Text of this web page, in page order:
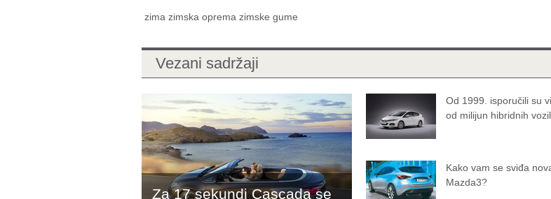
zima zimska oprema zimske gume
Vezani sadržaji
Za 17 sekundi Cascada se
Od 1999. isporučili su
od milijun hibridnih
Kako vam se sviđa
Mazda3?